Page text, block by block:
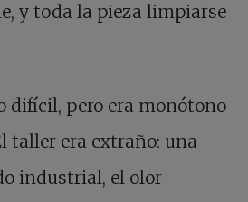
y toda la pieza limpiarse
difícil, pero era monótono
taller era extraño: una
industrial, el olor